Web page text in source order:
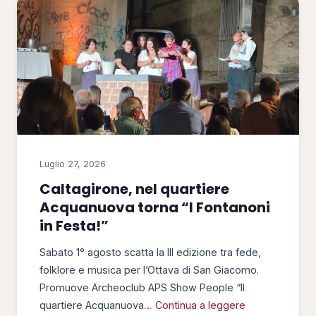
Luglio 27, 2026
Caltagirone, nel quartiere
Acquanuova torna “I Fontanoni
in Festa!”
Sabato 1° agosto scatta la III edizione tra fede,
folklore e musica per l’Ottava di San Giacomo.
Promuove Archeoclub APS Show People “Il
quartiere Acquanuova… Continua a leggere